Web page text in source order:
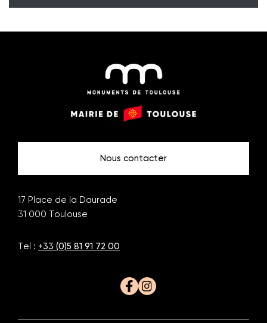
Monuments Mairie
Nous contacter
17 Place de la Daurade
31 000 Toulouse
Tel : +33 (0)5 81 91 72 00
FacebookInstagram